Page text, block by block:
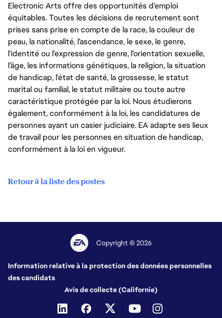
Electronic Arts offre des opportunités d'emploi
équitables. Toutes les décisions de recrutement sont
prises sans prise en compte de la race, la couleur de
peau, la nationalité, l’ascendance, le sexe, le genre,
l'identité ou l'expression de genre, l’orientation sexuelle,
l’âge, les informations génétiques, la religion, la situation
de handicap, l'état de santé, la grossesse, le statut
marital ou familial, le statut militaire ou toute autre
caractéristique protégée par la loi. Nous étudierons
également, conformément à la loi, les candidatures de
personnes ayant un casier judiciaire. EA adapte ses lieux
de travail pour les personnes en situation de handicap,
conformément à la loi en vigueur.
Retour à la liste des postes
Copyright © 2026
Information relative à la protection des données personnelles
des candidats
Avis de collecte (Californie)